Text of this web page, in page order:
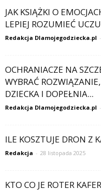
JAK KSIĄŻKI O
LEPIEJ ROZUMIEĆ
Redakcja Dlamojegodziecka.pl -
OCHRANIACZE NA
WYBRAĆ
DZIECKA I DOPEŁNIA...
Redakcja Dlamojegodziecka.pl -
ILE KOSZTUJE DRON Z
Redakcja - 28 listopada 2025
KTO CO JE ROTER